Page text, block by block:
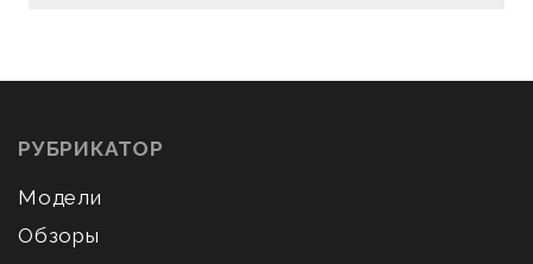
РУБРИКАТОР
Модели
Обзоры